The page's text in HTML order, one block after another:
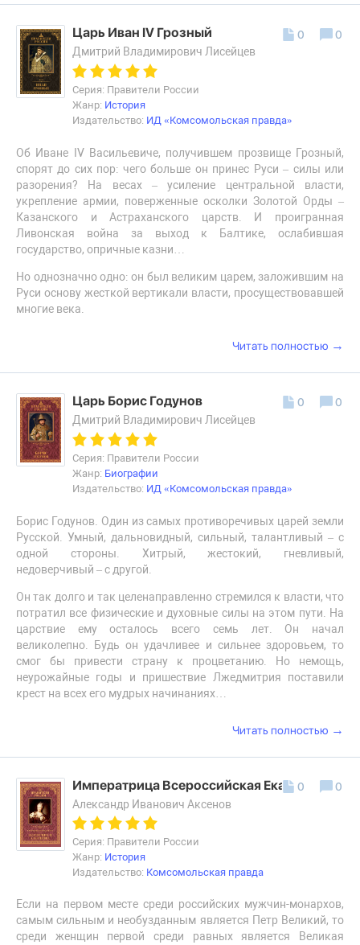
Царь Иван IV Грозный
Дмитрий Владимирович Лисейцев
Серия: Правители России
Жанр: История
Издательство: ИД «Комсомольская правда»
Об Иване IV Васильевиче, получившем прозвище Грозный,
спорят до сих пор: чего больше он принес Руси – силы или
разорения? На весах – усиление центральной власти,
укрепление армии, поверженные осколки Золотой Орды –
Казанского и Астраханского царств. И проигранная
Ливонская война за выход к Балтике, ослабившая
государство, опричные казни…
Но однозначно одно: он был великим царем, заложившим на
Руси основу жесткой вертикали власти, просуществовавшей
многие века.
0 0
Читать полностью →
Царь Борис Годунов
Дмитрий Владимирович Лисейцев
Серия: Правители России
Жанр: Биографии
Издательство: ИД «Комсомольская правда»
Борис Годунов. Один из самых противоречивых царей земли
Русской. Умный, дальновидный, сильный, талантливый – с
одной стороны. Хитрый, жестокий, гневливый,
недоверчивый – с другой.
Он так долго и так целенаправленно стремился к власти, что
потратил все физические и духовные силы на этом пути. На
царствие ему осталось всего семь лет. Он начал
великолепно. Будь он удачливее и сильнее здоровьем, то
смог бы привести страну к процветанию. Но немощь,
неурожайные годы и пришествие Лжедмитрия поставили
крест на всех его мудрых начинаниях…
0 0
Читать полностью →
Императрица Всероссийская Екатерина II
Александр Иванович Аксенов
Серия: Правители России
Жанр: История
Издательство: Комсомольская правда
Если на первом месте среди российских мужчин-монархов,
самым сильным и необузданным является Петр Великий, то
среди женщин первой среди равных является Великая
0 0